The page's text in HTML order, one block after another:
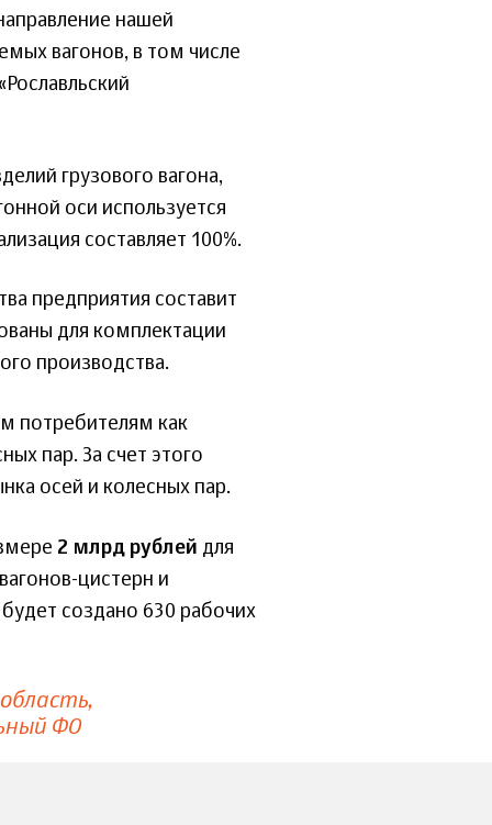
нашей
вагонов, в том числе
грузового вагона,
оси используется
составляет 100%.
предприятия составит
для комплектации
производства.
потребителям как
пар. За счет этого
осей и колесных пар.
2 млрд рублей для
цистерн и
создано 630 рабочих
ФО